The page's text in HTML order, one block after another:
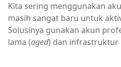
Kita sering menggunakan
masih sangat baru untuk
Solusinya gunakan akun
lama (aged) dan infrastruktur